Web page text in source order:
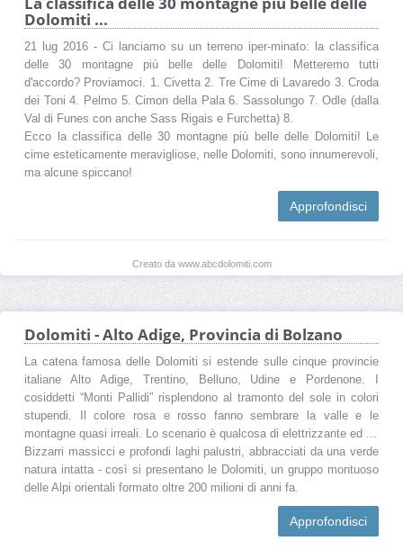
Piramide Carducci Cengia Guardia di Napoleone
Monte Piana Alpi Aurine Toal Erto
Monte Casella di Fuori Monte Casella di Dentro
Monte Pra Brusà Pian di Sella Croda Sora i Colesei
Col della Croce Col Quaterna Monte Covolo
Monte Rosso Alpe di Nemes
Crode Fiscaline
Gruppo delle Vedrette di Ries
Costa di San Silvestro Monte della Chiesa
Gruppo Rondoi-Baranci Dolomiti di Sesto Monte Rota
Dolomiti ...
21 lug 2016 - Ci lanciamo su un terreno iper-minato: la classifica
delle 30 montagne più belle delle Dolomiti! Metteremo tutti
d'accordo? Proviamoci. 1. Civetta 2. Tre Cime di Lavaredo 3. Croda
dei Toni 4. Pelmo 5. Cimon della Pala 6. Sassolungo 7. Odle (dalla
Val di Funes con anche Sass Rigais e Furchetta) 8.
Ecco la classifica delle 30 montagne più belle delle Dolomiti! Le
cime esteticamente meravigliose, nelle Dolomiti, sono innumerevoli,
ma alcune spiccano!
Approfondisci
Creato da www.abcdolomiti.com
Dolomiti - Alto Adige, Provincia di Bolzano
La catena famosa delle Dolomiti si estende sulle cinque provincie
italiane Alto Adige, Trentino, Belluno, Udine e Pordenone. I
cosiddetti “Monti Pallidi” risplendono al tramonto del sole in colori
stupendi. Il colore rosa e rosso fanno sembrare la valle e le
montagne quasi irreali. Lo scenario è qualcosa di elettrizzante ed ...
Bizzarri massicci e profondi laghi palustri, abbracciati da una verde
natura intatta - così si presentano le Dolomiti, un gruppo montuoso
delle Alpi orientali formato oltre 200 milioni di anni fa.
Approfondisci